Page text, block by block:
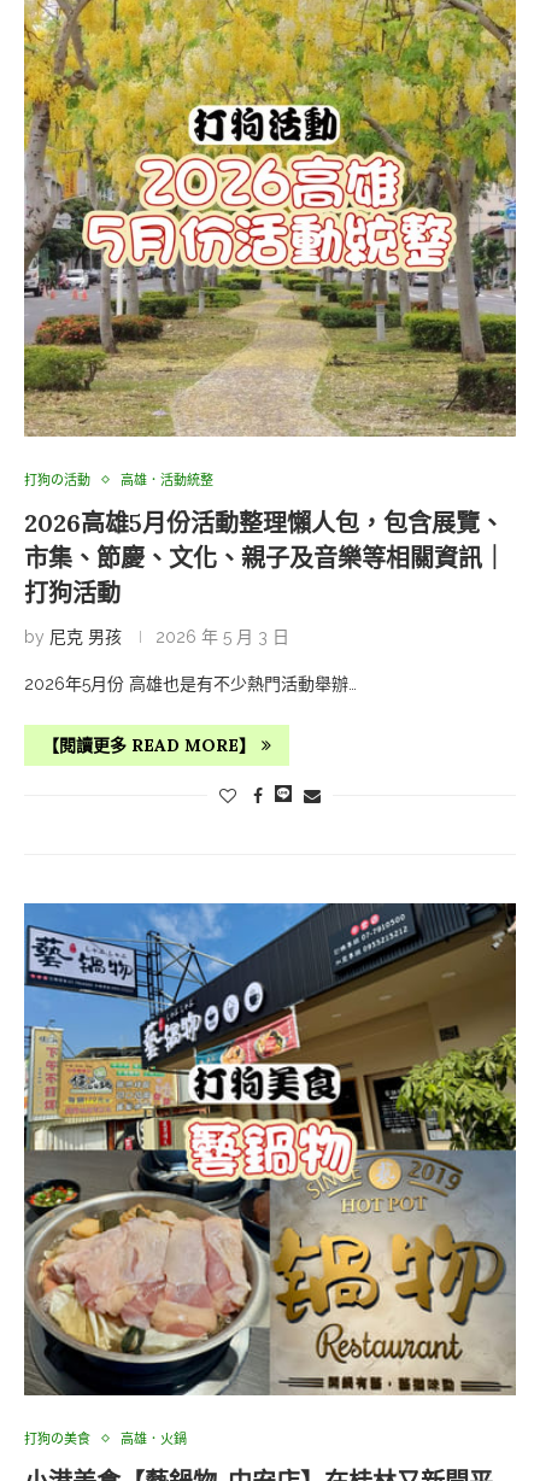
打狗の活動 高雄．活動統整
2026高雄5月份活動整理懶人包，包含展覽、
市集、節慶、文化、親子及音樂等相關資訊｜
打狗活動
by 尼克 男孩 2026 年 5 月 3 日
2026年5月份 高雄也是有不少熱門活動舉辦…
【閱讀更多 READ MORE】
打狗の美食 高雄．火鍋